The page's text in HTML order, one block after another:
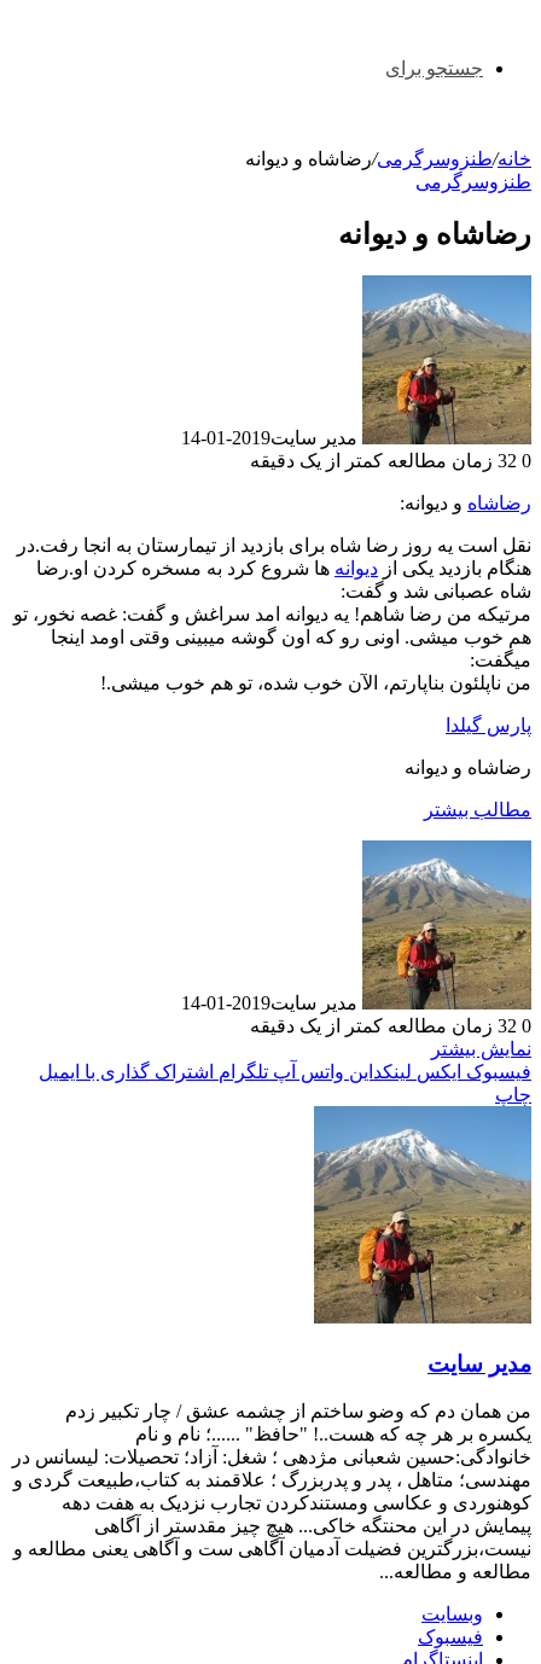
جستجو برای
خانه/طنزوسرگرمی/رضاشاه و دیوانه
طنزوسرگرمی
رضاشاه و دیوانه
مدیر سایت2019-01-14
0
زمان مطالعه کمتر از یک دقیقه
رضاشاه و دیوانه:
نقل است یه روز رضا شاه برای بازدید از تیمارستان به انجا رفت.در
هنگام بازدید یکی از دیوانه ها شروع کرد به مسخره کردن او.رضا
شاه عصبانی شد و گفت:
مرتیکه من رضا شاهم! یه دیوانه امد سراغش و گفت: غصه نخور، تو
هم خوب میشی. اونی رو که اون گوشه میبینی وقتی اومد اینجا
میگفت:
من ناپلئون بناپارتم، الآن خوب شده، تو هم خوب میشی.!
پارس گیلدا
رضاشاه و دیوانه
مطالب بیشتر
مدیر سایت2019-01-14
0
زمان مطالعه کمتر از یک دقیقه
نمایش بیشتر
فیسبوک ایکس لینکداین واتس آپ تلگرام اشتراک گذاری با ایمیل
چاپ
مدیر سایت
من همان دم که وضو ساختم از چشمه عشق / چار تکبیر زدم
یکسره بر هر چه که هست..! "حافظ" ......؛ نام و نام
خانوادگی:حسین شعبانی مژدهی ؛ شغل: آزاد؛ تحصیلات: لیسانس در
مهندسی؛ متاهل ، پدر و پدربزرگ ؛ علاقمند به کتاب،طبیعت گردی و
کوهنوردی و عکاسی ومستندکردن تجارب نزدیک به هفت دهه
پیمایش در این محنتگه خاکی... هیچ چیز مقدستر از آگاهی
نیست،بزرگترین فضیلت آدمیان آگاهی ست و آگاهی یعنی مطالعه و
مطالعه و مطالعه...
وبسایت
فیسبوک